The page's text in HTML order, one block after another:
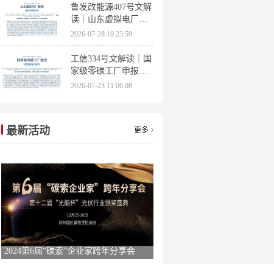
鲁发改能源407号文解
读｜山东虚拟电厂管
理办法全文 分布式光
伏打包入市规则详解
2026-07-28 10:23:59
工信334号文解读｜国
家级零碳工厂申报条
件、三大硬性指标、
2026-07-23 11:06:08
最新活动 更多
2024第6届“碳索”企业家跨年分享会